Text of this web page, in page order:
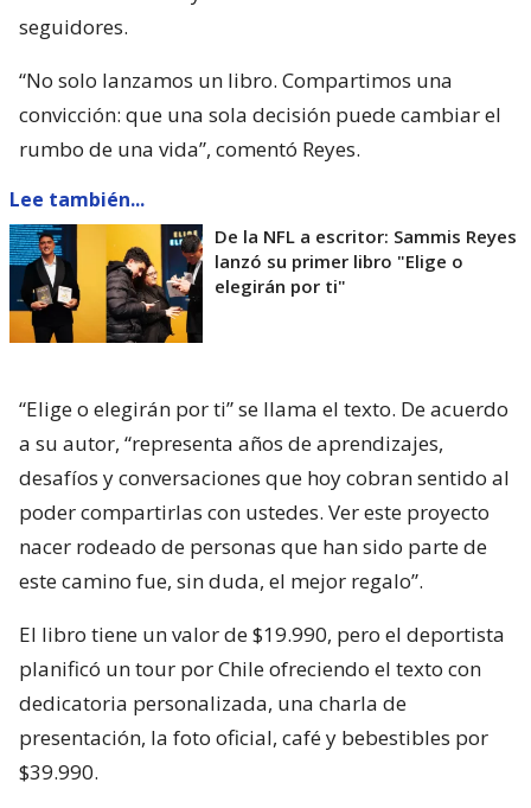
seguidores.
“No solo lanzamos un libro. Compartimos una
convicción: que una sola decisión puede cambiar el
rumbo de una vida”, comentó Reyes.
Lee también...
De la NFL a escritor: Sammis Reyes
lanzó su primer libro "Elige o
elegirán por ti"
“Elige o elegirán por ti” se llama el texto. De acuerdo
a su autor, “representa años de aprendizajes,
desafíos y conversaciones que hoy cobran sentido al
poder compartirlas con ustedes. Ver este proyecto
nacer rodeado de personas que han sido parte de
este camino fue, sin duda, el mejor regalo”.
El libro tiene un valor de $19.990, pero el deportista
planificó un tour por Chile ofreciendo el texto con
dedicatoria personalizada, una charla de
presentación, la foto oficial, café y bebestibles por
$39.990.